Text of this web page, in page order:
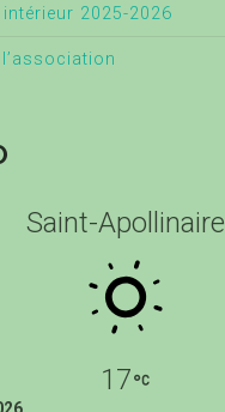
intérieur 2025-2026
Saint-Apollinaire
17